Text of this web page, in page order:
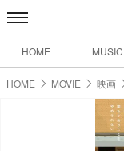
HOME MUSIC
HOME MOVIE 映画